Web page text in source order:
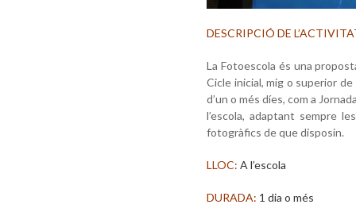
DESCRIPCIÓ DE
La Fotoescola és una
Cicle inicial, mig o superior
d’un o més díes, com a
l’escola, adaptant sempre
fotogràfics de que disposin.
LLOC: A l’escola
DURADA: 1 dia o més